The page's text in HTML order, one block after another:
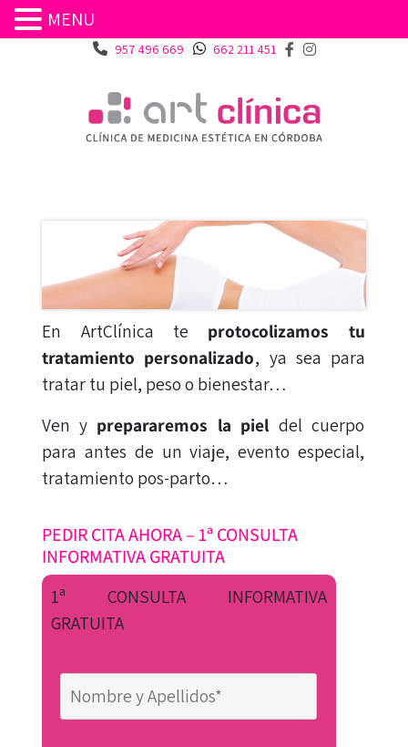
957 496 669 662 211 451
En ArtClínica te protocolizamos tu
tratamiento personalizado, ya sea para
tratar tu piel, peso o bienestar…
Ven y prepararemos la piel del cuerpo
para antes de un viaje, evento especial,
tratamiento pos-parto…
PEDIR CITA AHORA – 1ª CONSULTA
INFORMATIVA GRATUITA
1ª CONSULTA INFORMATIVA
GRATUITA
MENU